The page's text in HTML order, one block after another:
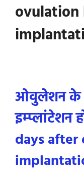
ovulation
ओवुलेशन के
इम्प्लांटेशन
days